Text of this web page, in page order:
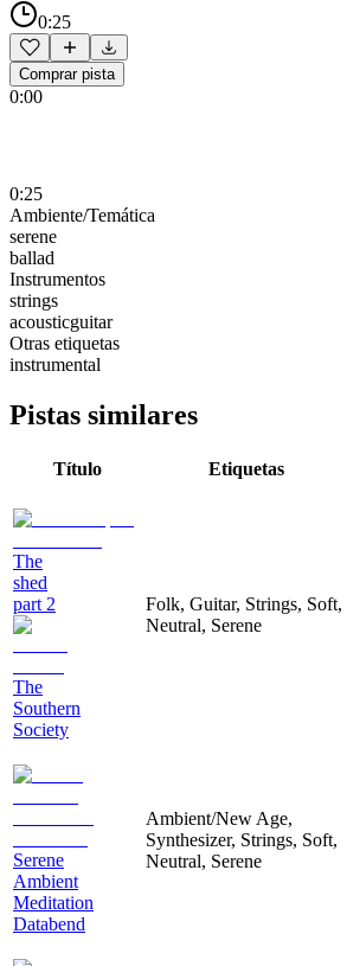
0:25
Comprar pista
0:00
0:25
Ambiente/Temática
serene
ballad
Instrumentos
strings
acousticguitar
Otras etiquetas
instrumental
Pistas similares
Título Etiquetas
The
shed
part 2
The
Southern
Society
Folk, Guitar, Strings, Soft,
Neutral, Serene
Serene
Ambient
Meditation
Databend
Ambient/New Age,
Synthesizer, Strings, Soft,
Neutral, Serene